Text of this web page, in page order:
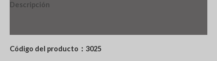
Descripción
Código del producto ： 3025